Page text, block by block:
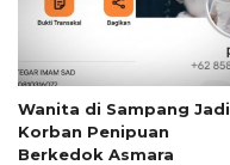
Wanita di Sampang Jadi
Korban Penipuan
Berkedok Asmara